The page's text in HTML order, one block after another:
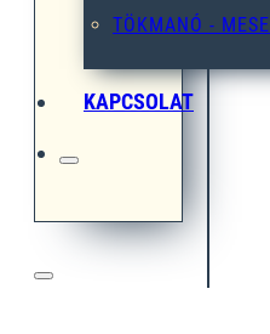
TÖKMANÓ - MESE
KAPCSOLAT